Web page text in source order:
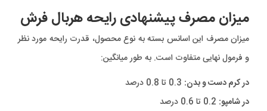
میزان مصرف پیشنهادی رایحه هربال فرش
میزان مصرف این اسانس بسته به نوع محصول، قدرت رایحه مورد نظر
و فرمول نهایی متفاوت است. به طور میانگین:
در کرم دست و بدن:
در شامپو: